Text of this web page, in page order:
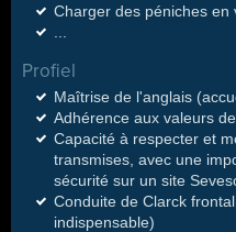
Charger des péniches en
Profiel
Maîtrise de l'anglais
Adhérence aux valeurs
Capacité à respecter et
transmises, avec une
sécurité sur un site
Conduite de Clarck
indispensable)